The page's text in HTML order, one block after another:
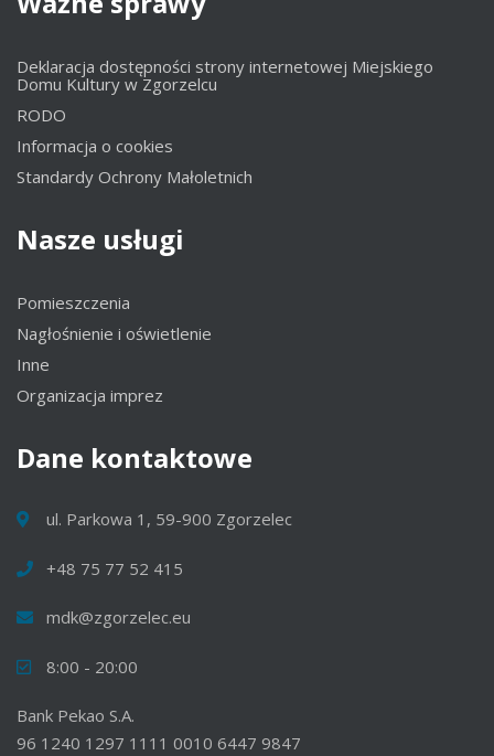
Deklaracja dostępności strony internetowej Miejskiego
Domu Kultury w Zgorzelcu
RODO
Informacja o cookies
Standardy Ochrony Małoletnich
Nasze usługi
Pomieszczenia
Nagłośnienie i oświetlenie
Inne
Organizacja imprez
Dane kontaktowe
ul. Parkowa 1, 59-900 Zgorzelec
+48 75 77 52 415
mdk@zgorzelec.eu
8:00 - 20:00
Bank Pekao S.A.
96 1240 1297 1111 0010 6447 9847